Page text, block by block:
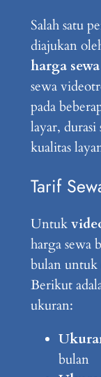
Salah satu
diajukan
harga
sewa
pada
layar, durasi
kualitas
Tarif
Untuk
harga sewa
bulan untuk
Berikut
ukuran:
bulan